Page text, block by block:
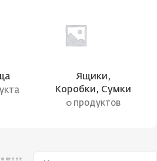
Ящики,
Коробки, Сумки
0 продуктов